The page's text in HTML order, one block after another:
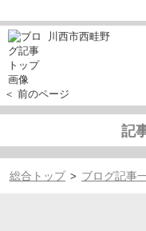
川西市西畦野
＜ 前のページ
記
総合トップ > ブログ記事